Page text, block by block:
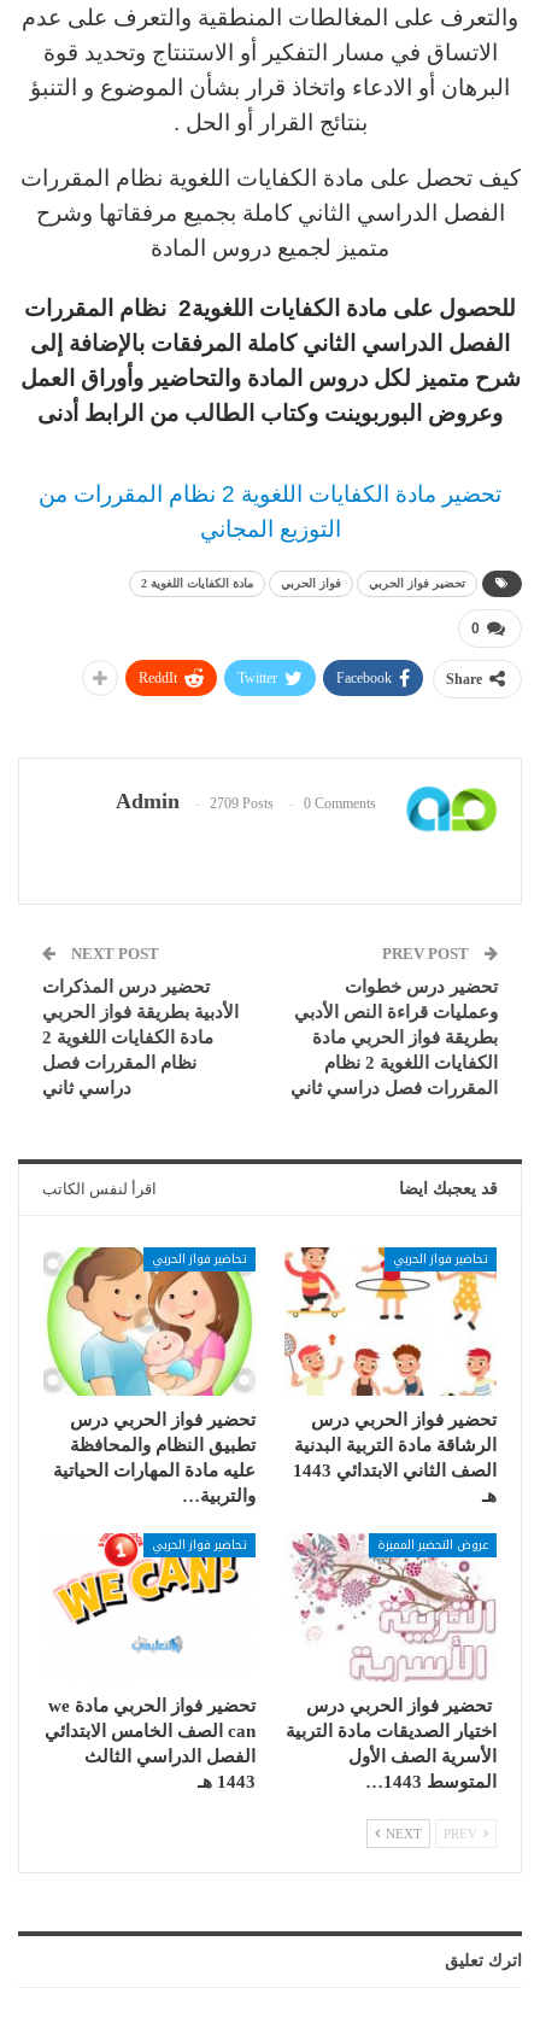
والتعرف على المغالطات المنطقية والتعرف على عدم
الاتساق في مسار التفكير أو الاستنتاج وتحديد قوة
البرهان أو الادعاء واتخاذ قرار بشأن الموضوع و التنبؤ
بنتائج القرار أو الحل .
كيف تحصل على مادة الكفايات اللغوية نظام المقررات
الفصل الدراسي الثاني كاملة بجميع مرفقاتها وشرح
متميز لجميع دروس المادة
للحصول على مادة الكفايات اللغوية2 نظام المقررات
الفصل الدراسي الثاني كاملة المرفقات بالإضافة إلى
شرح متميز لكل دروس المادة والتحاضير وأوراق العمل
وعروض البوربوينت وكتاب الطالب من الرابط أدنى
تحضير مادة الكفايات اللغوية 2 نظام المقررات من
التوزيع المجاني
تحضير فواز الحربي فواز الحربي مادة الكفايات اللغوية 2
0
Share
Facebook
Twitter
ReddIt
Admin 2709 Posts 0 Comments
تحضير درس خطوات
وعمليات قراءة النص الأدبي
بطريقة فواز الحربي مادة
الكفايات اللغوية 2 نظام
المقررات فصل دراسي ثاني
NEXT POST
تحضير درس المذكرات
الأدبية بطريقة فواز الحربي
مادة الكفايات اللغوية 2
نظام المقررات فصل
دراسي ثاني
قد يعجبك ايضا اقرأ لنفس الكاتب
تحاضير فواز الحربي
تحضير فواز الحربي درس
الرشاقة مادة التربية البدنية
الصف الثاني الابتدائي 1443
هـ
تحاضير فواز الحربي
تحضير فواز الحربي درس
تطبيق النظام والمحافظة
عليه مادة المهارات الحياتية
والتربية…
عروض التحضير المميزة
تحضير فواز الحربي درس
اختيار الصديقات مادة التربية
الأسرية الصف الأول
المتوسط 1443…
تحاضير فواز الحربي
تحضير فواز الحربي مادة we
can الصف الخامس الابتدائي
الفصل الدراسي الثالث
1443 هـ
NEXT
اترك تعليق